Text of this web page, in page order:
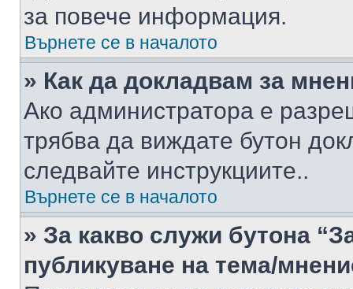
за повече информация.
Върнете се в началото
» Как да докладвам за
Ако администратора е
трябва да виждате бутон
следвайте инструкциите..
Върнете се в началото
» За какво служи бутона
публикуване на тема/